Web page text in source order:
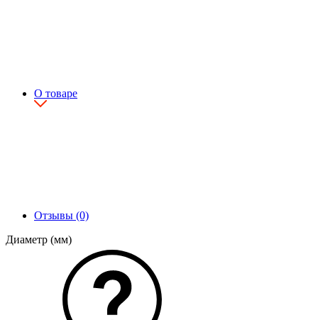
О товаре
Отзывы (0)
Диаметр (мм)